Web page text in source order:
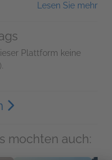
Lesen Sie mehr
Plattform keine
mochten auch: